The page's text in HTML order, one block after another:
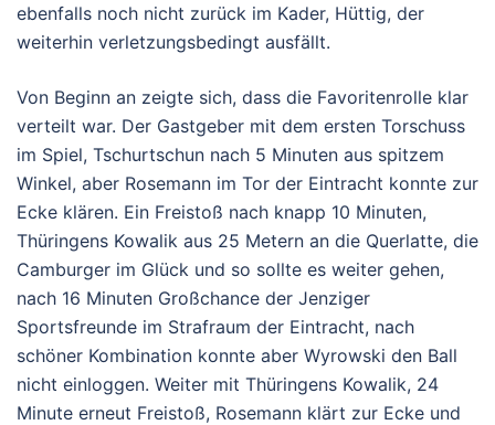
ebenfalls noch nicht zurück im Kader, Hüttig, der
weiterhin verletzungsbedingt ausfällt.
Von Beginn an zeigte sich, dass die Favoritenrolle klar
verteilt war. Der Gastgeber mit dem ersten Torschuss
im Spiel, Tschurtschun nach 5 Minuten aus spitzem
Winkel, aber Rosemann im Tor der Eintracht konnte zur
Ecke klären. Ein Freistoß nach knapp 10 Minuten,
Thüringens Kowalik aus 25 Metern an die Querlatte, die
Camburger im Glück und so sollte es weiter gehen,
nach 16 Minuten Großchance der Jenziger
Sportsfreunde im Strafraum der Eintracht, nach
schöner Kombination konnte aber Wyrowski den Ball
nicht einloggen. Weiter mit Thüringens Kowalik, 24
Minute erneut Freistoß, Rosemann klärt zur Ecke und